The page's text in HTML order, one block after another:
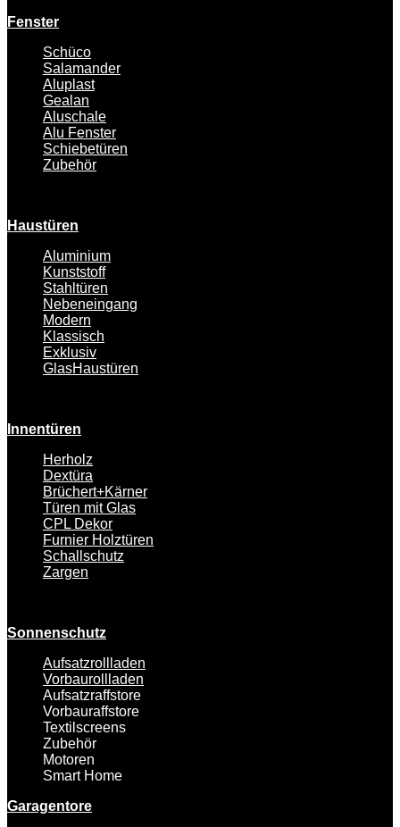
Fenster
Schüco
Salamander
Aluplast
Gealan
Aluschale
Alu Fenster
Schiebetüren
Zubehör
Haustüren
Aluminium
Kunststoff
Stahltüren
Nebeneingang
Modern
Klassisch
Exklusiv
GlasHaustüren
Innentüren
Herholz
Dextüra
Brüchert+Kärner
Türen mit Glas
CPL Dekor
Furnier Holztüren
Schallschutz
Zargen
Sonnenschutz
Aufsatzrollladen
Vorbaurollladen
Aufsatzraffstore
Vorbauraffstore
Textilscreens
Zubehör
Motoren
Smart Home
Garagentore